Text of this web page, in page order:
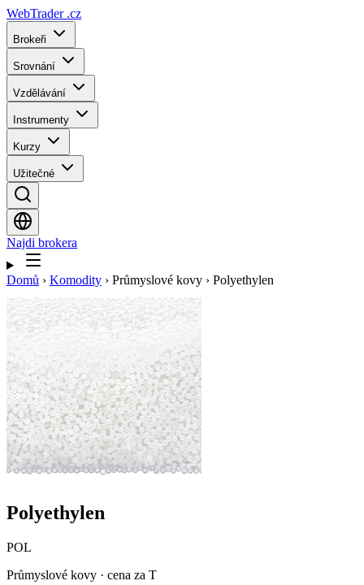
WebTrader .cz
Brokeři
Srovnání
Vzdělávání
Instrumenty
Kurzy
Užitečné
Najdi brokera
Domů › Komodity › Průmyslové kovy › Polyethylen
Polyethylen
POL
Průmyslové kovy · cena za T